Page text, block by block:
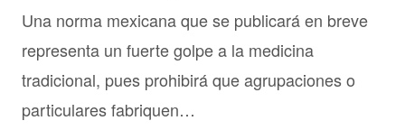
Una norma mexicana que se publicará en breve
representa un fuerte golpe a la medicina
tradicional, pues prohibirá que agrupaciones o
particulares fabriquen…